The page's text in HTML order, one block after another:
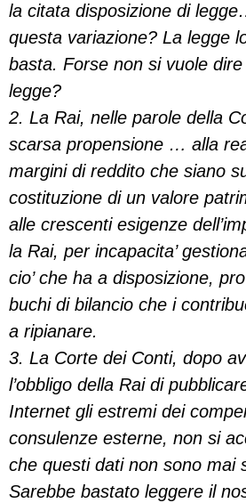
la citata disposizione di
questa variazione? La legge
basta. Forse non si vuole
legge?
2. La Rai, nelle parole della
scarsa propensione … alla
margini di reddito che siano
costituzione di un valore
alle crescenti esigenze
la Rai, per incapacita’
cio’ che ha a disposizione,
buchi di bilancio che i
a ripianare.
3. La Corte dei Conti, dopo
l’obbligo della Rai di
Internet gli estremi dei
consulenze esterne, non si
che questi dati non sono mai
Sarebbe bastato leggere il